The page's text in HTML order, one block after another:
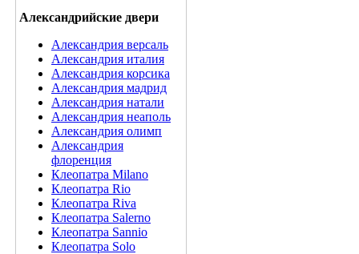
Александрийские двери
Александрия версаль
Александрия италия
Александрия корсика
Александрия мадрид
Александрия натали
Александрия неаполь
Александрия олимп
Александрия
флоренция
Клеопатра Milano
Клеопатра Rio
Клеопатра Riva
Клеопатра Salerno
Клеопатра Sannio
Клеопатра Solo